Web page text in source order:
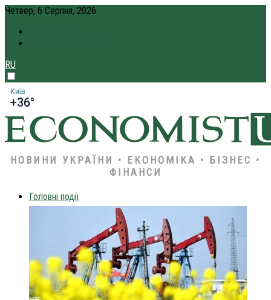
Четвер, 6 Серпня, 2026
RU
Київ
+36°
НОВИНИ УКРАЇНИ • ЕКОНОМІКА • БІЗНЕС •
ФІНАНСИ
Головні події